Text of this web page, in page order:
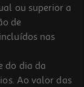
ou superior a
de
nas
do dia da
Ao valor das